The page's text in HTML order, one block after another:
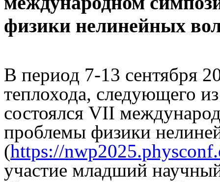
физики нелинейных
В период 7-13 сентября
теплохода, следующего
состоялся VII
проблемы физики
(https://
участие младший